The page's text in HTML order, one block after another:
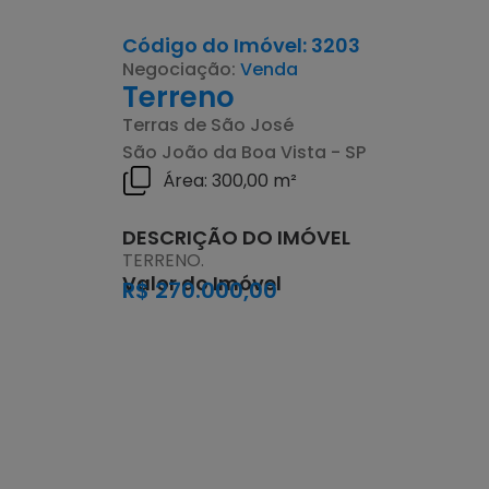
Código do Imóvel: 3203
Negociação: Venda
Terreno
Terras de São José
São João da Boa Vista - SP
Área: 300,00 m²
DESCRIÇÃO DO IMÓVEL
TERRENO.
Valor do Imóvel
R$ 270.000,00